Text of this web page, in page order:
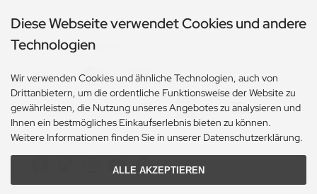
Zahlungsmethoden
Social Media
Diese Webseite verwendet Cookies und andere
Technologien
Wir verwenden Cookies und ähnliche Technologien, auch von
Drittanbietern, um die ordentliche Funktionsweise der Website zu
gewährleisten, die Nutzung unseres Angebotes zu analysieren und
Ihnen ein bestmögliches Einkaufserlebnis bieten zu können.
Weitere Informationen finden Sie in unserer Datenschutzerklärung.
ALLE AKZEPTIEREN